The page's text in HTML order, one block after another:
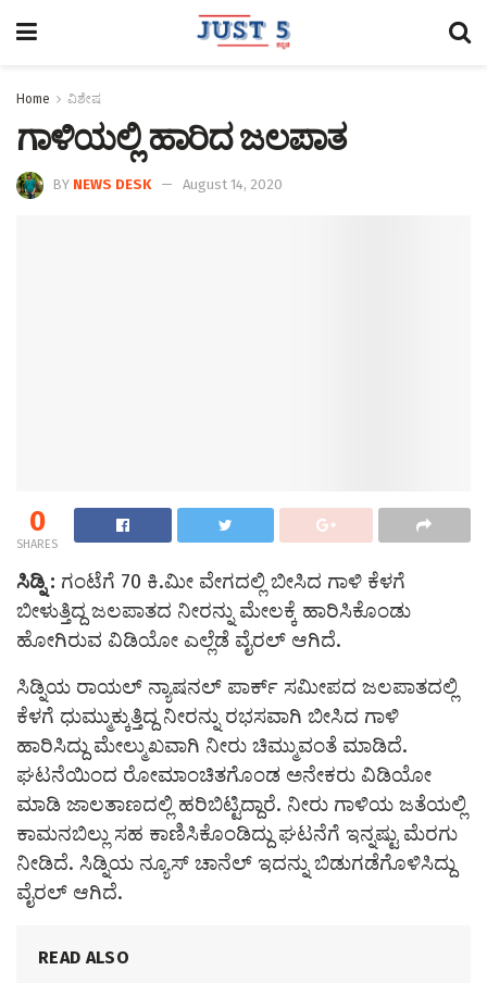
Home ವಿಶೇಷ
ಗಾಳಿಯಲ್ಲಿ ಹಾರಿದ ಜಲಪಾತ
BY NEWS DESK August 14, 2020
0
SHARES
ಸಿಡ್ನಿ : ಗಂಟೆಗೆ 70 ಕಿ.ಮೀ ವೇಗದಲ್ಲಿ ಬೀಸಿದ ಗಾಳಿ ಕೆಳಗೆ
ಬೀಳುತ್ತಿದ್ದ ಜಲಪಾತದ ನೀರನ್ನು ಮೇಲಕ್ಕೆ ಹಾರಿಸಿಕೊಂಡು
ಹೋಗಿರುವ ವಿಡಿಯೋ ಎಲ್ಲೆಡೆ ವೈರಲ್‌ ಆಗಿದೆ.
ಸಿಡ್ನಿಯ ರಾಯಲ್‌ ನ್ಯಾಷನಲ್‌ ಪಾರ್ಕ್‌ ಸಮೀಪದ ಜಲಪಾತದಲ್ಲಿ
ಕೆಳಗೆ ಧುಮ್ಮುಕ್ಕುತ್ತಿದ್ದ ನೀರನ್ನು ರಭಸವಾಗಿ ಬೀಸಿದ ಗಾಳಿ
ಹಾರಿಸಿದ್ದು ಮೇಲ್ಮುಖವಾಗಿ ನೀರು ಚಿಮ್ಮುವಂತೆ ಮಾಡಿದೆ.
ಘಟನೆಯಿಂದ ರೋಮಾಂಚಿತಗೊಂಡ ಅನೇಕರು ವಿಡಿಯೋ
ಮಾಡಿ ಜಾಲತಾಣದಲ್ಲಿ ಹರಿಬಿಟ್ಟಿದ್ದಾರೆ. ನೀರು ಗಾಳಿಯ ಜತೆಯಲ್ಲಿ
ಕಾಮನಬಿಲ್ಲು ಸಹ ಕಾಣಿಸಿಕೊಂಡಿದ್ದು ಘಟನೆಗೆ ಇನ್ನಷ್ಟು ಮೆರಗು
ನೀಡಿದೆ. ಸಿಡ್ನಿಯ ನ್ಯೂಸ್‌ ಚಾನೆಲ್‌ ಇದನ್ನು ಬಿಡುಗಡೆಗೊಳಿಸಿದ್ದು
ವೈರಲ್‌ ಆಗಿದೆ.
READ ALSO